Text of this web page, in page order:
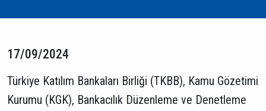
17/09/2024
Türkiye Katılım Bankaları Birliği (TKBB), Kamu Gözetimi
Kurumu (KGK), Bankacılık Düzenleme ve Denetleme